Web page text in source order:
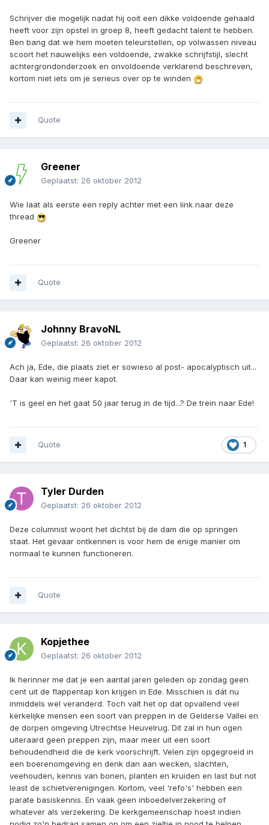
Schrijver die mogelijk nadat hij ooit een dikke voldoende gehaald
heeft voor zijn opstel in groep 8, heeft gedacht talent te hebben.
Ben bang dat we hem moeten teleurstellen, op volwassen niveau
scoort het nauwelijks een voldoende, zwakke schrijfstijl, slecht
achtergrondonderzoek en onvoldoende verklarend beschreven,
kortom niet iets om je serieus over op te winden
Quote
Greener
Geplaatst: 26 oktober 2012
Wie laat als eerste een reply achter met een link naar deze
thread
Greener
Quote
Johnny BravoNL
Geplaatst: 26 oktober 2012
Ach ja, Ede, die plaats ziet er sowieso al post- apocalyptisch uit...
Daar kan weinig meer kapot.
'T is geel en het gaat 50 jaar terug in de tijd...? De trein naar Ede!
1
Quote
Tyler Durden
Geplaatst: 26 oktober 2012
Deze columnist woont het dichtst bij de dam die op springen
staat. Het gevaar ontkennen is voor hem de enige manier om
normaal te kunnen functioneren.
Quote
Kopjethee
Geplaatst: 26 oktober 2012
Ik herinner me dat je een aantal jaren geleden op zondag geen
cent uit de flappentap kon krijgen in Ede. Misschien is dát nu
inmiddels wel veranderd. Toch valt het op dat opvallend veel
kerkelijke mensen een soort van preppen in de Gelderse Vallei en
de dorpen omgeving Utrechtse Heuvelrug. Dit zal in hun ogen
uiteraard geen preppen zijn, maar meer uit een soort
behoudendheid die de kerk voorschrijft. Velen zijn opgegroeid in
een boerenomgeving en denk dan aan wecken, slachten,
veehouden, kennis van bonen, planten en kruiden en last but not
least de schietverenigingen. Kortom, veel 'refo's' hebben een
parate basiskennis. En vaak geen inboedelverzekering of
whatever als verzekering. De kerkgemeenschap hoest indien